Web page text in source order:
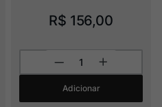
R$ 156,00
Adicionar